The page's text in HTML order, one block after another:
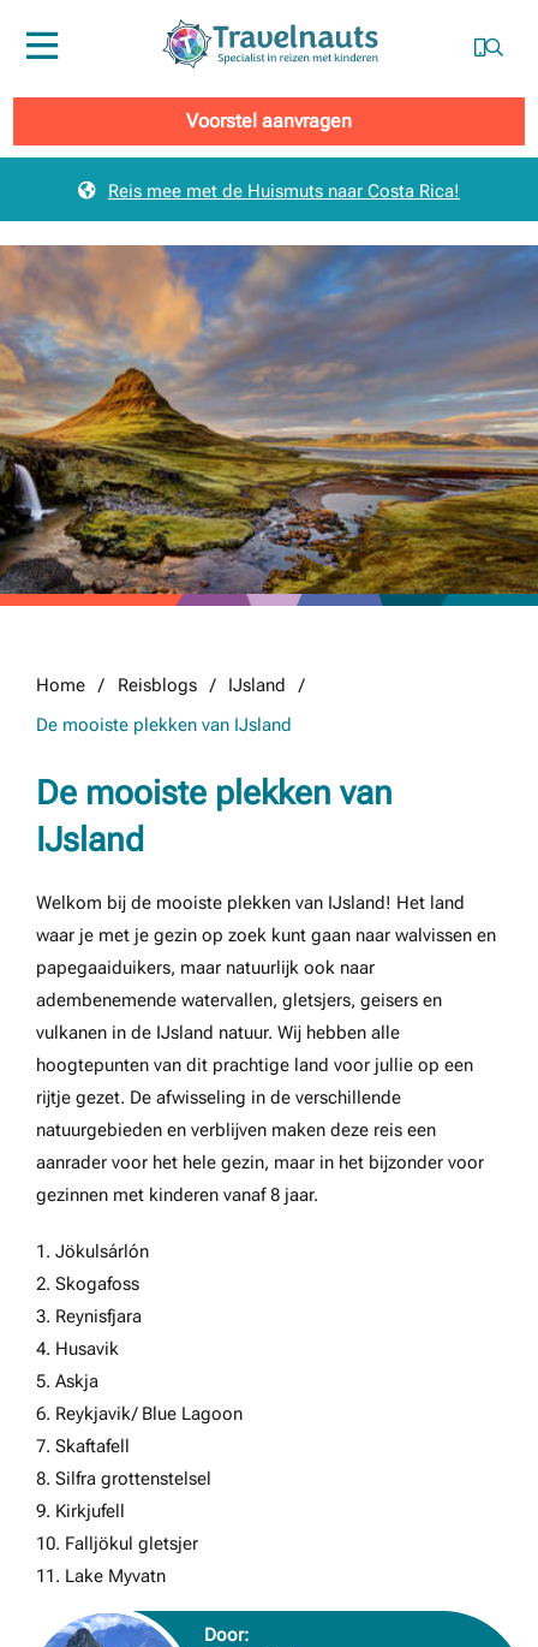
Voorstel aanvragen
Reis mee met de Huismuts naar Costa Rica!
Home Reisblogs
IJsland
De mooiste plekken van IJsland
De mooiste plekken van
IJsland
Welkom bij de mooiste plekken van IJsland! Het land
waar je met je gezin op zoek kunt gaan naar walvissen en
papegaaiduikers, maar natuurlijk ook naar
adembenemende watervallen, gletsjers, geisers en
vulkanen in de IJsland natuur. Wij hebben alle
hoogtepunten van dit prachtige land voor jullie op een
rijtje gezet. De afwisseling in de verschillende
natuurgebieden en verblijven maken deze reis een
aanrader voor het hele gezin, maar in het bijzonder voor
gezinnen met kinderen vanaf 8 jaar.
1. Jökulsárlón
2. Skogafoss
3. Reynisfjara
4. Husavik
5. Askja
6. Reykjavik/ Blue Lagoon
7. Skaftafell
8. Silfra grottenstelsel
9. Kirkjufell
10. Falljökul gletsjer
11. Lake Myvatn
Door: